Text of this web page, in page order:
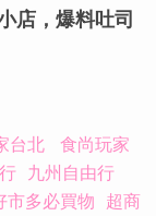
店，爆料吐司
台北
食尚玩家
九州自由行
市多必買物 超商